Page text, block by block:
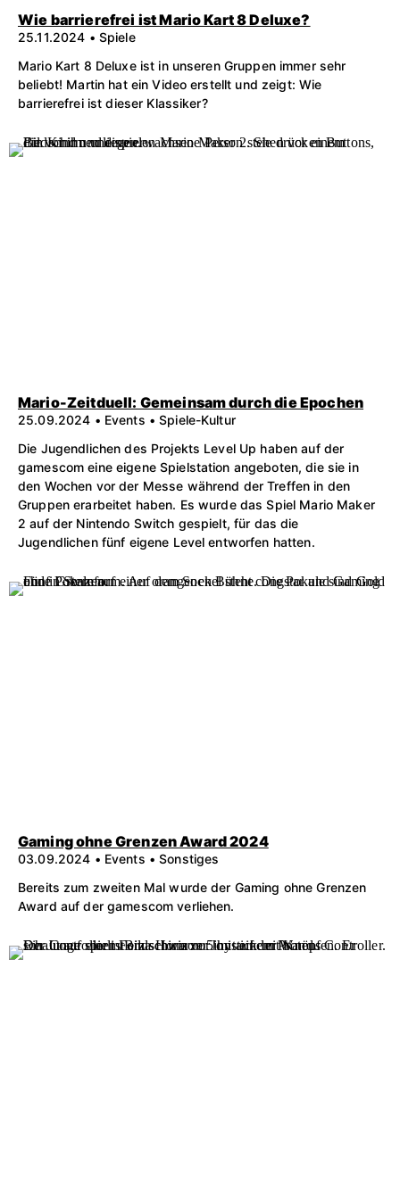
Wie barrierefrei ist Mario Kart 8 Deluxe?
25.11.2024 • Spiele
Mario Kart 8 Deluxe ist in unseren Gruppen immer sehr
beliebt! Martin hat ein Video erstellt und zeigt: Wie
barrierefrei ist dieser Klassiker?
Mario-Zeitduell: Gemeinsam durch die Epochen
25.09.2024 • Events • Spiele-Kultur
Die Jugendlichen des Projekts Level Up haben auf der
gamescom eine eigene Spielstation angeboten, die sie in
den Wochen vor der Messe während der Treffen in den
Gruppen erarbeitet haben. Es wurde das Spiel Mario Maker
2 auf der Nintendo Switch gespielt, für das die
Jugendlichen fünf eigene Level entworfen hatten.
Gaming ohne Grenzen Award 2024
03.09.2024 • Events • Sonstiges
Bereits zum zweiten Mal wurde der Gaming ohne Grenzen
Award auf der gamescom verliehen.